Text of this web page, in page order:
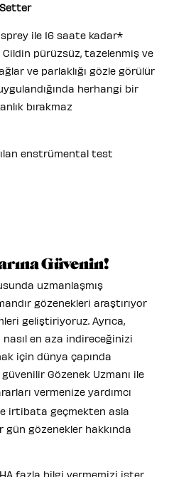
Setter
ile 16 saate kadar*
pürüzsüz, tazelenmiş ve
ve parlaklığı gözle görülür
herhangi bir
bırakmaz
enstrümental test
Güvenin!
uzmanlaşmış
gözenekleri araştırıyor
geliştiriyoruz. Ayrıca,
en aza indireceğinizi
için dünya çapında
Gözenek Uzmanı ile
vermenize yardımcı
irtibata geçmekten asla
gün gözenekler hakkında
fazla bilgi vermemizi ister